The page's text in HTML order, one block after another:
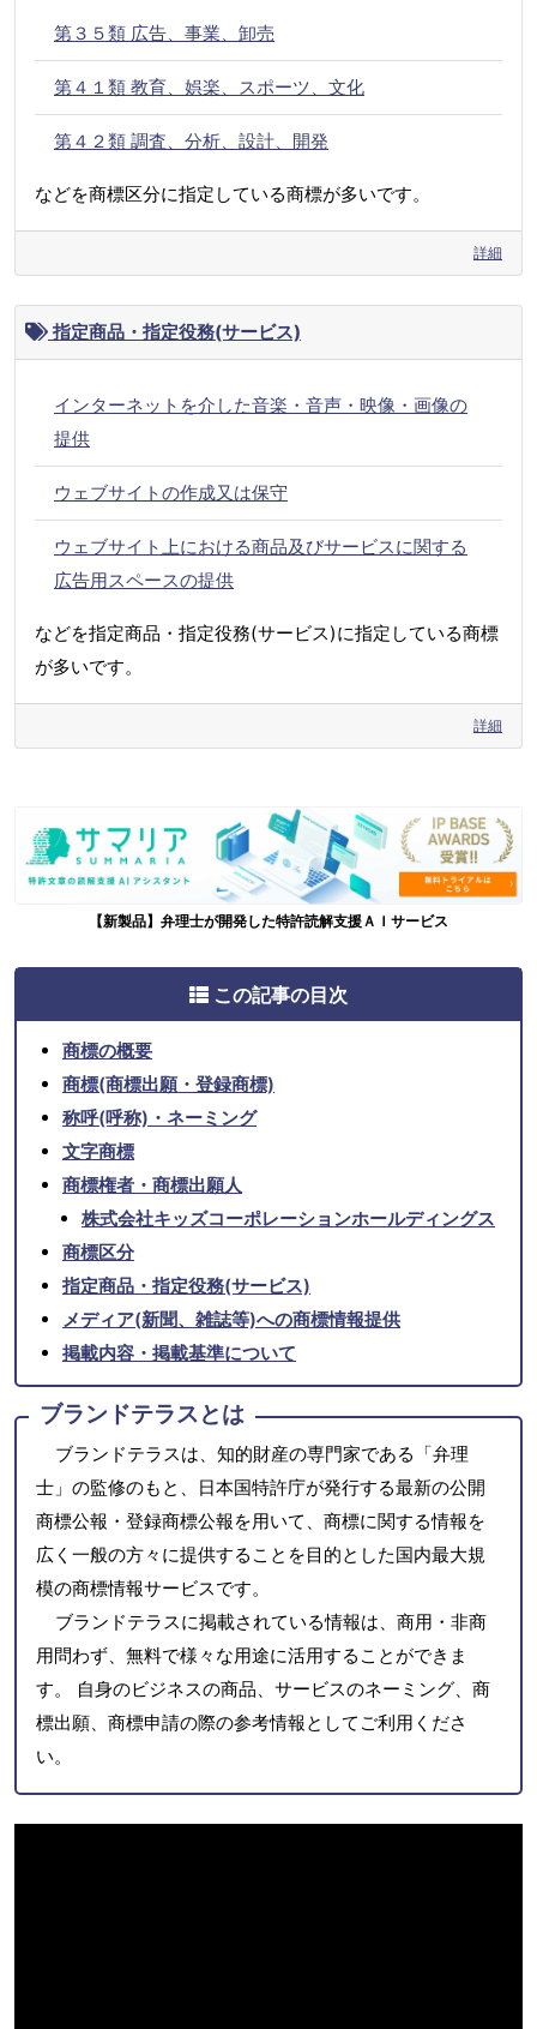
第３５類 広告、事業、卸売
第４１類 教育、娯楽、スポーツ、文化
第４２類 調査、分析、設計、開発
などを商標区分に指定している商標が多いです。
詳細
指定商品・指定役務(サービス)
インターネットを介した音楽・音声・映像・画像の
提供
ウェブサイトの作成又は保守
ウェブサイト上における商品及びサービスに関する
広告用スペースの提供
などを指定商品・指定役務(サービス)に指定している商標
が多いです。
詳細
【新製品】弁理士が開発した特許読解支援ＡＩサービス
この記事の目次
商標の概要
商標(商標出願・登録商標)
称呼(呼称)・ネーミング
文字商標
商標権者・商標出願人
株式会社キッズコーポレーションホールディングス
商標区分
指定商品・指定役務(サービス)
メディア(新聞、雑誌等)への商標情報提供
掲載内容・掲載基準について
ブランドテラスとは
ブランドテラスは、知的財産の専門家である「弁理
士」の監修のもと、日本国特許庁が発行する最新の公開
商標公報・登録商標公報を用いて、商標に関する情報を
広く一般の方々に提供することを目的とした国内最大規
模の商標情報サービスです。
ブランドテラスに掲載されている情報は、商用・非商
用問わず、無料で様々な用途に活用することができま
す。 自身のビジネスの商品、サービスのネーミング、商
標出願、商標申請の際の参考情報としてご利用くださ
い。